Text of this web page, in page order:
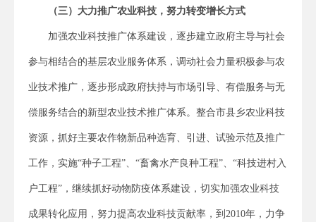
（三）大力推广农业科技，努力转变增长方式
加强农业科技推广体系建设，逐步建立政府主导与社会
参与相结合的基层农业服务体系，调动社会力量积极参与农
业技术推广，逐步形成政府扶持与市场引导、有偿服务与无
偿服务结合的新型农业技术推广体系。整合市县乡农业科技
资源，抓好主要农作物新品种选育、引进、试验示范及推广
工作，实施“种子工程”、“畜禽水产良种工程”、“科技进村入
户工程”，继续抓好动物防疫体系建设，切实加强农业科技
成果转化应用，努力提高农业科技贡献率，到2010年，力争